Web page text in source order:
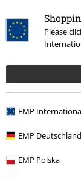
Please
EMP
EMP Deutschland
EMP Polska
Escribe una